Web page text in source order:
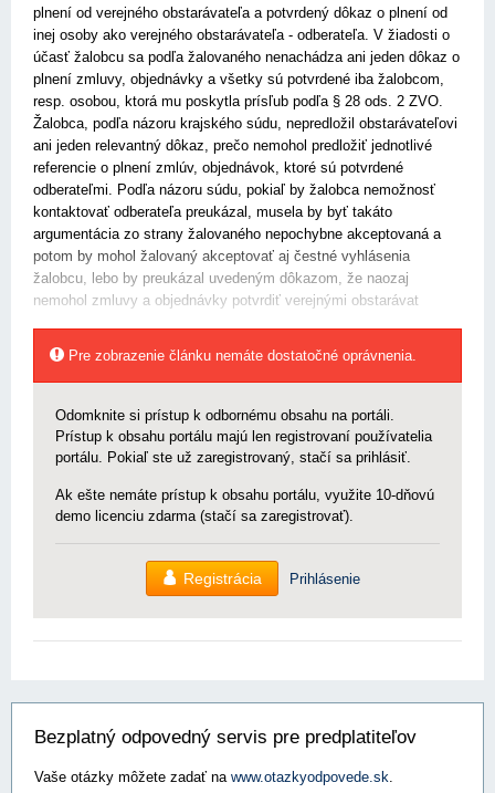
plnení od verejného obstarávateľa a potvrdený dôkaz o plnení od
inej osoby ako verejného obstarávateľa - odberateľa. V žiadosti o
účasť žalobcu sa podľa žalovaného nenachádza ani jeden dôkaz o
plnení zmluvy, objednávky a všetky sú potvrdené iba žalobcom,
resp. osobou, ktorá mu poskytla prísľub podľa § 28 ods. 2 ZVO.
Žalobca, podľa názoru krajského súdu, nepredložil obstarávateľovi
ani jeden relevantný dôkaz, prečo nemohol predložiť jednotlivé
referencie o plnení zmlúv, objednávok, ktoré sú potvrdené
odberateľmi. Podľa názoru súdu, pokiaľ by žalobca nemožnosť
kontaktovať odberateľa preukázal, musela by byť takáto
argumentácia zo strany žalovaného nepochybne akceptovaná a
potom by mohol žalovaný akceptovať aj čestné vyhlásenia
žalobcu, lebo by preukázal uvedeným dôkazom, že naozaj
nemohol zmluvy a objednávky potvrdiť verejnými obstarávat
Pre zobrazenie článku nemáte dostatočné oprávnenia.
Odomknite si prístup k odbornému obsahu na portáli.
Prístup k obsahu portálu majú len registrovaní používatelia
portálu. Pokiaľ ste už zaregistrovaný, stačí sa prihlásiť.
Ak ešte nemáte prístup k obsahu portálu, využite 10-dňovú
demo licenciu zdarma (stačí sa zaregistrovať).
Registrácia Prihlásenie
Bezplatný odpovedný servis pre predplatiteľov
Vaše otázky môžete zadať na www.otazkyodpovede.sk.